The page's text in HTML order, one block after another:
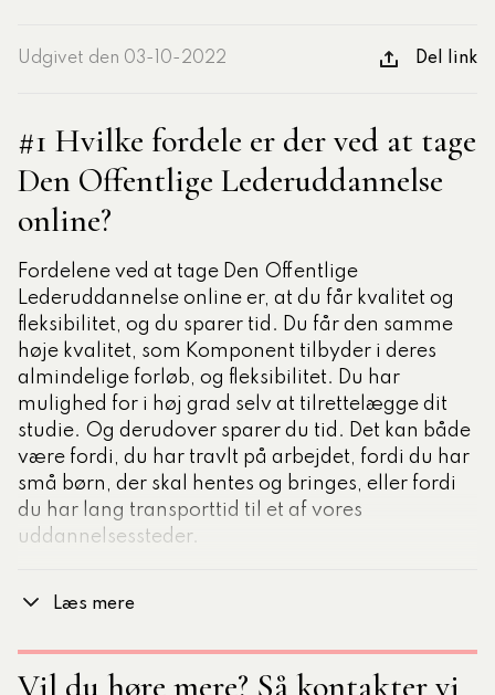
Udgivet den 03-10-2022 Del link
#1 Hvilke fordele er der ved at tage
Den Offentlige Lederuddannelse
online?
Fordelene ved at tage Den Offentlige
Lederuddannelse online er, at du får kvalitet og
fleksibilitet, og du sparer tid. Du får den samme
høje kvalitet, som Komponent tilbyder i deres
almindelige forløb, og fleksibilitet. Du har
mulighed for i høj grad selv at tilrettelægge dit
studie. Og derudover sparer du tid. Det kan både
være fordi, du har travlt på arbejdet, fordi du har
små børn, der skal hentes og bringes, eller fordi
du har lang transporttid til et af vores
uddannelsessteder.
underviser, selv om forløbet
Læs mere
Vil du høre mere? Så kontakter vi